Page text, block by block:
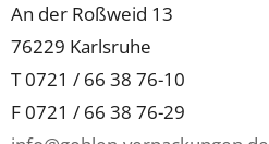
An der Roßweid 13
76229 Karlsruhe
T 0721 / 66 38 76-10
F 0721 / 66 38 76-29